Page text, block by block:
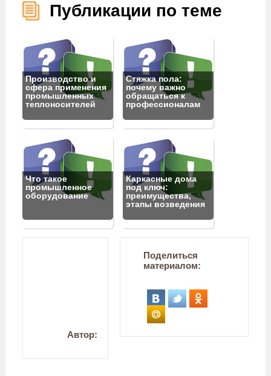
Публикации по теме
Производство и
сфера применения
промышленных
теплоносителей
Стяжка пола:
почему важно
обращаться к
профессионалам
Что такое
промышленное
оборудование
Каркасные дома
под ключ:
преимущества,
этапы возведения
Автор:
Поделиться
материалом: